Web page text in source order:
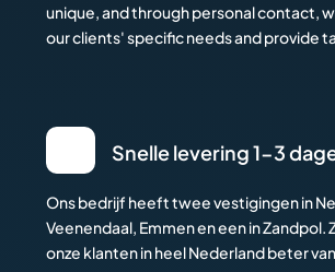
unique, and through personal contact,
our clients' specific needs and provide
Snelle levering 1-3
Ons bedrijf heeft twee vestigingen in
Veenendaal, Emmen en een in Zandpol.
onze klanten in heel Nederland beter